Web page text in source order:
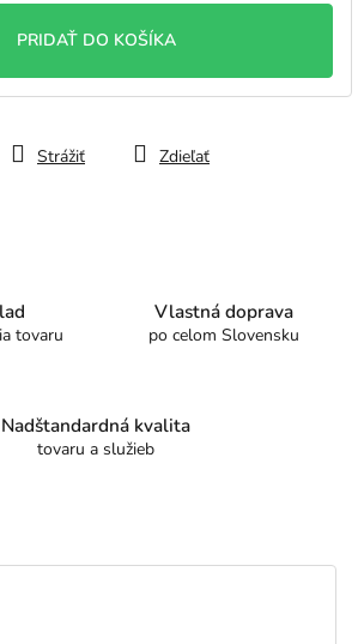
PRIDAŤ DO KOŠÍKA
Strážiť Zdieľať
tovaru
Vlastná doprava
po celom Slovensku
Nadštandardná kvalita
tovaru a služieb